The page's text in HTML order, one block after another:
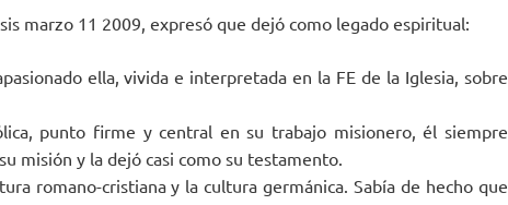
marzo 11 2009, expresó que dejó como legado espiritual:
ella, vivida e interpretada en la FE de la Iglesia, sobre
punto firme y central en su trabajo misionero, él siempre
misión y la dejó casi como su testamento.
romano-cristiana y la cultura germánica. Sabía de hecho que